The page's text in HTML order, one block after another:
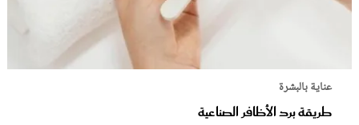
عناية بالبشرة
طريقة برد الأظافر الصناعية